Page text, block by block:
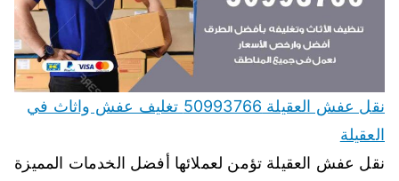
نقل عفش العقيلة 50993766 تغليف عفش واثاث في
العقيلة
نقل عفش العقيلة تؤمن لعملائها أفضل الخدمات المميزة